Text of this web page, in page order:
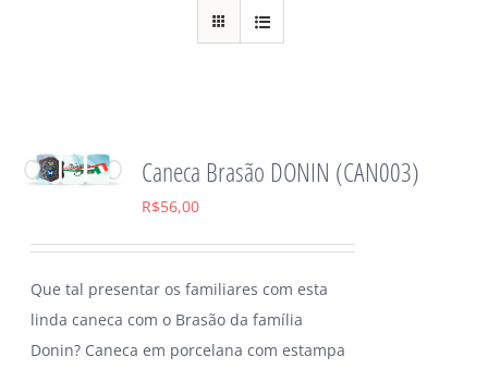
Caneca Brasão DONIN (CAN003)
R$56,00
Que tal presentar os familiares com esta
linda caneca com o Brasão da família
Donin? Caneca em porcelana com estampa